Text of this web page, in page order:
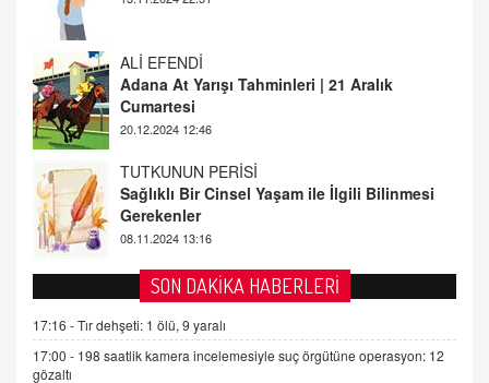
TUTKUNUN PERİSİ
Sağlıklı Bir Cinsel Yaşam ile İlgili Bilinmesi
Gerekenler
08.11.2024 13:16
FARUK ÖNALAN
Tezkere Onaylanmasaydı…
2 Kasım 2021 Salı 00:11
AV. DOĞAN CAN DOĞAN
Kişisel verilerin korunması ve dijital hukukun
gelişimi
SON DAKİKA HABERLERİ
17:16 -Tır dehşeti: 1 ölü, 9 yaralı
17:00 - 198 saatlik kamera incelemesiyle suç örgütüne operasyon: 12
gözaltı